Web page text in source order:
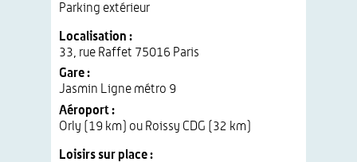
Parking extérieur
Localisation :
33, rue Raffet 75016 Paris
Gare :
Jasmin Ligne métro 9
Aéroport :
Orly (19 km) ou Roissy CDG (32 km)
Loisirs sur place :